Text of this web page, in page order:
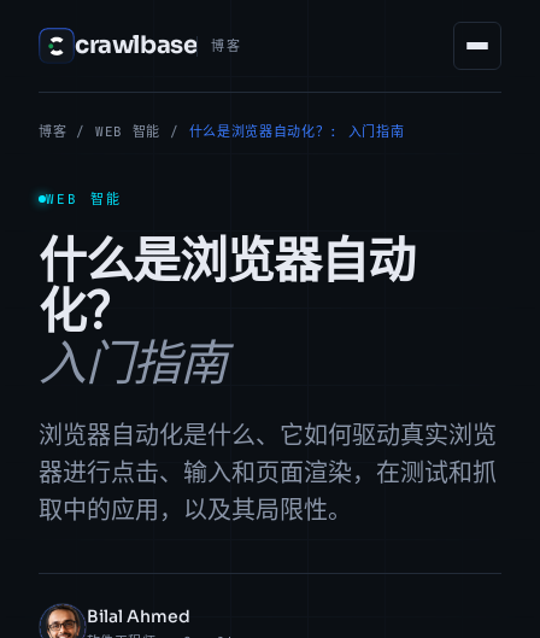
crawlbase 博客
博客 / WEB 智能 / 什么是浏览器自动化？: 入门指南
WEB 智能
什么是浏览器自动
化？
入门指南
浏览器自动化是什么、它如何驱动真实浏览
器进行点击、输入和页面渲染，在测试和抓
取中的应用，以及其局限性。
BA
Bilal Ahmed